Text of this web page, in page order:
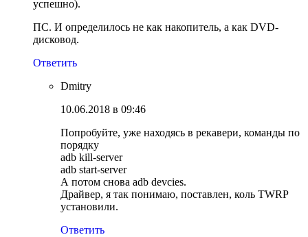
успешно).
ПС. И определилось не как накопитель, а как DVD-
дисковод.
Ответить
Dmitry
10.06.2018 в 09:46
Попробуйте, уже находясь в рекавери, команды по
порядку
adb kill-server
adb start-server
А потом снова adb devcies.
Драйвер, я так понимаю, поставлен, коль TWRP
установили.
Ответить